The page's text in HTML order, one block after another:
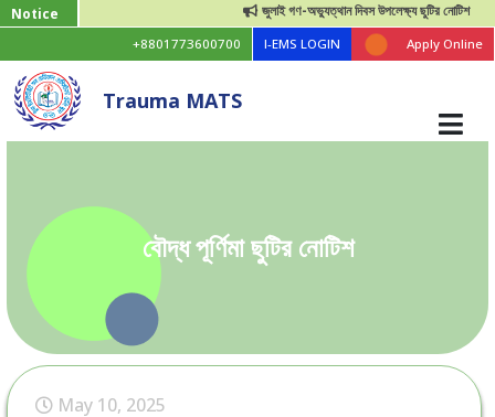
Notice জুলাই গণ-অভ্যুত্থান দিবস উপলেক্ষ্য ছুটির নোটিশ
+8801773600700 I-EMS LOGIN Apply Online
Trauma MATS
বৌদ্ধ পূর্ণিমা ছুটির নোটিশ
May 10, 2025